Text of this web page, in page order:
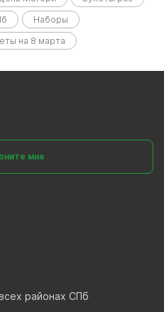
Наборы
на 8 марта
мне
районах СПб